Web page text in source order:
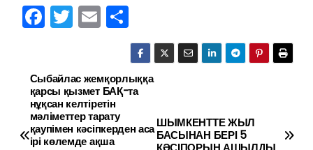
F
e
b
o
T
er
E
l
О
тп
р
а
и
Н
а
ШЫМКЕНТТЕ ЖЫЛ
БАСЫНАН БЕРІ 5
Сыбайлас жемқорлыққа
қарсы қызмет БАҚ-та
нұқсан келтіретін
мәліметтер тарату
қаупімен кәсіпкерден аса
ірі көлемде ақша